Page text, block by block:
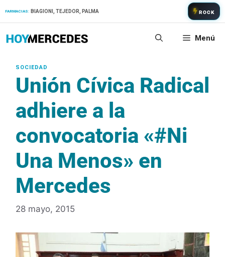
FARMACIAS: BIAGIONI, TEJEDOR, PALMA ROCK
Menú
Unión Cívica Radical
adhiere a la
convocatoria «#Ni
Una Menos» en
Mercedes
28 mayo, 2015